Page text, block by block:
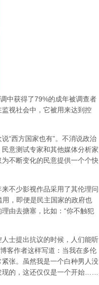
中获得了79%的成年被调查者
视社会中，它被用来达到控
“西方国家也有”。不消说政治
意测试专家和其他媒体分析家
不断变化的民意提供一个个快
不少影视作品采用了其伦理问
，即便是民主国家的政府也
理由去搪塞 ，比如：“你不触犯
人士提出抗议的时候，人们能听
客作者这样写道：当我在多伦
张。虽然我是一个白种男人没
现的，这还仅仅是一个开始……